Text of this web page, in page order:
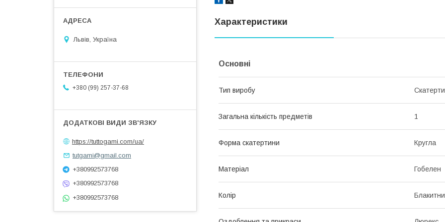
Характеристики
Основні
Тип виробу
Загальна кількість предметів 1
Форма скатертини Кругла
Матеріал Гобелен
Колір
Львів, Україна
+380 (99) 257-37-68
https://tuttogami.com/ua/
tutgami@gmail.com
+380992573768
+380992573768
+380992573768